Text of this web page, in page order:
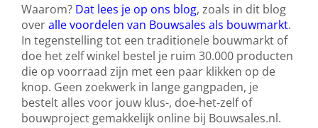
Waarom? Dat lees je op ons blog, zoals in dit blog
overalle voordelen van Bouwsales als bouwmarkt.
In tegenstelling tot een traditionele bouwmarkt of
doe het zelf winkel bestel je ruim 30.000 producten
die op voorraad zijn met een paar klikken op de
knop. Geen zoekwerk in lange gangpaden, je
bestelt alles voor jouw klus-, doe-het-zelf of
bouwproject gemakkelijk online bij Bouwsales.nl.